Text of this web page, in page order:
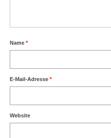
Name *
E-Mail-Adresse *
Website